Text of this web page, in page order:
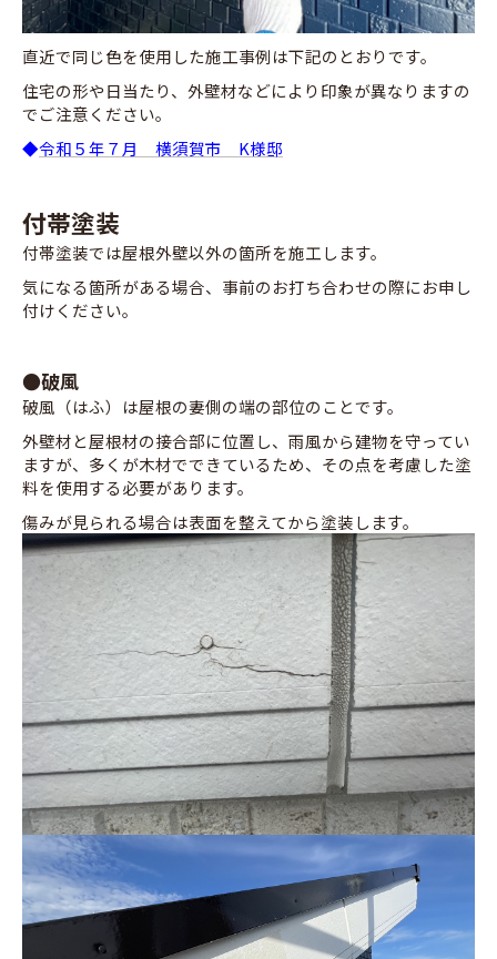
直近で同じ色を使用した施工事例は下記のとおりです。
住宅の形や日当たり、外壁材などにより印象が異なりますの
でご注意ください。
◆令和５年７月 横須賀市 K様邸
付帯塗装
付帯塗装では屋根外壁以外の箇所を施工します。
気になる箇所がある場合、事前のお打ち合わせの際にお申し
付けください。
●破風
破風（はふ）は屋根の妻側の端の部位のことです。
外壁材と屋根材の接合部に位置し、雨風から建物を守ってい
ますが、多くが木材でできているため、その点を考慮した塗
料を使用する必要があります。
傷みが見られる場合は表面を整えてから塗装します。